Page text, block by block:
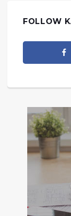
FOLLOW